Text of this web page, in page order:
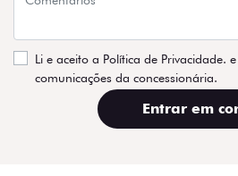
Li e aceito a Política de Privacidade.
comunicações da concessionária.
Entrar em